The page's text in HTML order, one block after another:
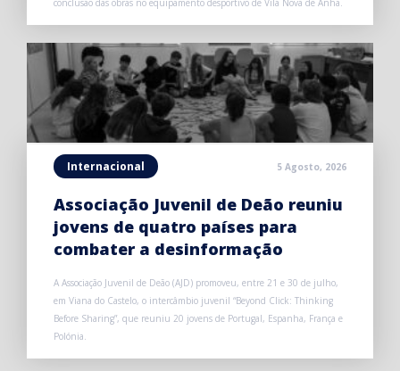
conclusão das obras no equipamento desportivo de Vila Nova de Anha.
Internacional 5 Agosto, 2026
Associação Juvenil de Deão reuniu
jovens de quatro países para
combater a desinformação
A Associação Juvenil de Deão (AJD) promoveu, entre 21 e 30 de julho,
em Viana do Castelo, o intercâmbio juvenil “Beyond Click: Thinking
Before Sharing”, que reuniu 20 jovens de Portugal, Espanha, França e
Polónia.